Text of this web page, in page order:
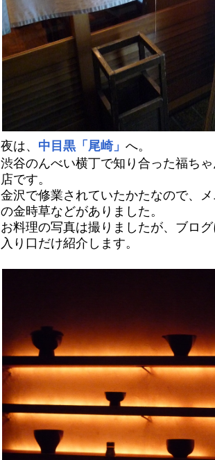
夜は、 中目黒「尾崎」 へ。
渋谷のんべい横丁で知り合った福ち
店です。
金沢で修業されていたかたなので、
の金時草などがありました。
お料理の写真は撮りましたが、ブロ
入り口だけ紹介します。